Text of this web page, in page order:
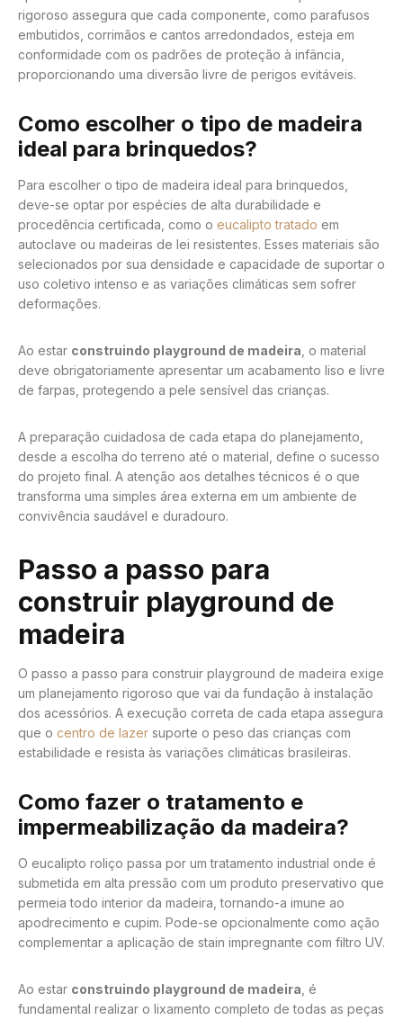
rigoroso assegura que cada componente, como parafusos
embutidos, corrimãos e cantos arredondados, esteja em
conformidade com os padrões de proteção à infância,
proporcionando uma diversão livre de perigos evitáveis.
Como escolher o tipo de madeira
ideal para brinquedos?
Para escolher o tipo de madeira ideal para brinquedos,
deve-se optar por espécies de alta durabilidade e
procedência certificada, como o eucalipto tratado em
autoclave ou madeiras de lei resistentes. Esses materiais são
selecionados por sua densidade e capacidade de suportar o
uso coletivo intenso e as variações climáticas sem sofrer
deformações.
Ao estar construindo playground de madeira , o material
deve obrigatoriamente apresentar um acabamento liso e livre
de farpas, protegendo a pele sensível das crianças.
A preparação cuidadosa de cada etapa do planejamento,
desde a escolha do terreno até o material, define o sucesso
do projeto final. A atenção aos detalhes técnicos é o que
transforma uma simples área externa em um ambiente de
convivência saudável e duradouro.
Passo a passo para
construir playground de
madeira
O passo a passo para construir playground de madeira exige
um planejamento rigoroso que vai da fundação à instalação
dos acessórios. A execução correta de cada etapa assegura
que o centro de lazer suporte o peso das crianças com
estabilidade e resista às variações climáticas brasileiras.
Como fazer o tratamento e
impermeabilização da madeira?
O eucalipto roliço passa por um tratamento industrial onde é
submetida em alta pressão com um produto preservativo que
permeia todo interior da madeira, tornando-a imune ao
apodrecimento e cupim. Pode-se opcionalmente como ação
complementar a aplicação de stain impregnante com filtro UV.
Ao estar construindo playground de madeira , é
fundamental realizar o lixamento completo de todas as peças